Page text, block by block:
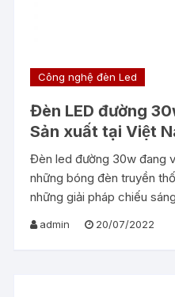
Công nghệ đèn Led
Đèn LED đường
Sản xuất tại Việt
Đèn led đường 30w đang
những bóng đèn truyền
những giải pháp chiếu
admin 20/07/2022